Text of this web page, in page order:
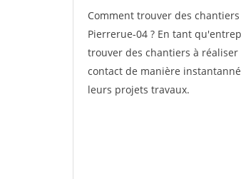
Comment trouver des
Pierrerue-04 ? En tant
trouver des chantiers à
contact de manière
leurs projets travaux.